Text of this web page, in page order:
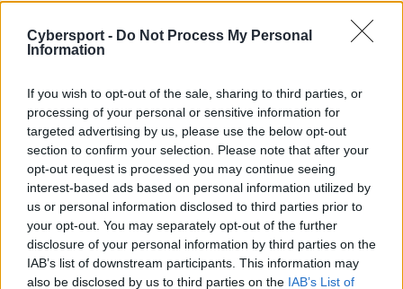
Cybersport - Do Not Process My Personal
Information
If you wish to opt-out of the sale, sharing to third parties, or
processing of your personal or sensitive information for
targeted advertising by us, please use the below opt-out
section to confirm your selection. Please note that after your
opt-out request is processed you may continue seeing
interest-based ads based on personal information utilized by
us or personal information disclosed to third parties prior to
your opt-out. You may separately opt-out of the further
disclosure of your personal information by third parties on the
IAB’s list of downstream participants. This information may
also be disclosed by us to third parties on the IAB’s List of
split 🔥🔥🔥
📺https://t.co/JvvpNFfQvh
pic.twitter.com/fM981BpCT9
— exceL Esports™ (@exceL)November 30,
2018
18-latek w ostatnim czasie reprezentował barwy
Movistar Riders, do którego dołączył po
kilkumiesięcznym epizodzie w MAD Lions. U boku m.in.
Jakuba "Cinkrofa" Rokickiego Szwedowi nie udało się
jednak wywalczyć mistrzostwa na Półwyspie Iberyjskim,